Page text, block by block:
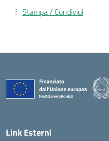
Stampa / Condividi
Link Esterni